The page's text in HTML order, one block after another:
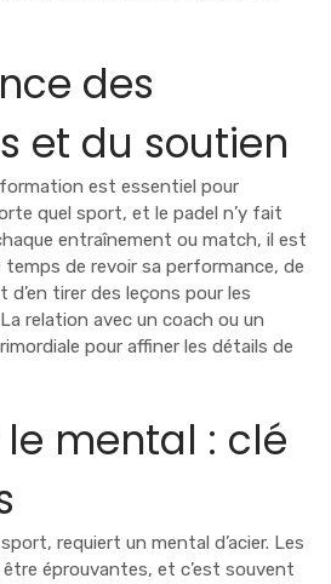
des
et du soutien
est essentiel pour
quel sport, et le padel n’y fait
entraînement ou match, il est
de revoir sa performance, de
d’en tirer des leçons pour les
relation avec un coach ou un
pour affiner les détails de
mental : clé
requiert un mental d’acier. Les
éprouvantes, et c’est souvent